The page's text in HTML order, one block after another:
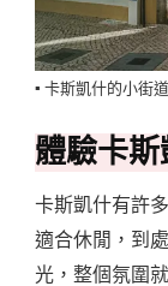
▪️ 卡斯凱什的小街
體驗卡斯
卡斯凱什有許
適合休閒，到
光，整個氛圍